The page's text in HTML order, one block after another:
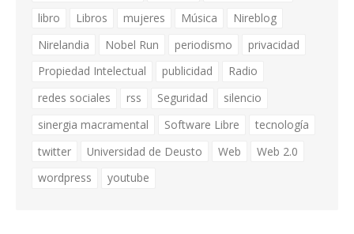
libro
Libros mujeres Música
Nireblog
Nirelandia
Nobel Run periodismo
privacidad
Propiedad Intelectual
publicidad
Radio
redes sociales
rss Seguridad
silencio
sinergia macramental
Software Libre
tecnología
twitter
Universidad de Deusto Web
Web 2.0
wordpress
youtube